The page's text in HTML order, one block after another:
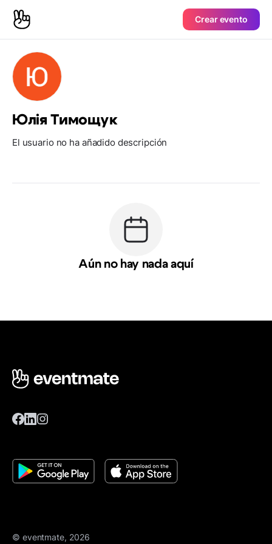
Crear evento
Юлія Тимощук
El usuario no ha añadido descripción
Aún no hay nada aquí
© eventmate, 2026